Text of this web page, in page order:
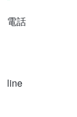
電話
line